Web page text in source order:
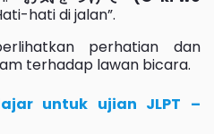
hati di jalan”.
perhatian dan
terhadap lawan bicara.
untuk ujian JLPT –